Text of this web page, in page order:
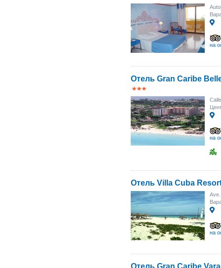
на
Отель Gran Caribe
на
Отель Villa Cuba
на
Отель Gran Caribe